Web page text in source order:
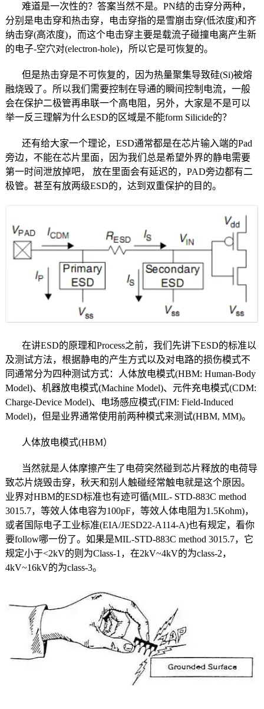
难道是一次性的？答案当然不是。PN结的击穿分两种，
分别是电击穿和热击穿，电击穿指的是雪崩击穿(低浓度)和齐
纳击穿(高浓度)，而这个电击穿主要是载流子碰撞电离产生新
的电子-空穴对(electron-hole)，所以它是可恢复的。
但是热击穿是不可恢复的，因为热量聚集导致硅(Si)被熔
融烧毁了。所以我们需要控制在导通的瞬间控制电流，一般
会在保护二极管再串联一个高电阻，另外，大家是不是可以
举一反三理解为什么ESD的区域是不能form Silicide的？
还有给大家一个理论，ESD通常都是在芯片输入端的Pad
旁边，不能在芯片里面，因为我们总是希望外界的静电需要
第一时间泄放掉吧， 放在里面会有延迟的，PAD旁边都有二
极管。甚至有放两级ESD的，达到双重保护的目的。
在讲ESD的原理和Process之前，我们先讲下ESD的标准以
及测试方法，根据静电的产生方式以及对电路的损伤模式不
同通常分为四种测试方式：人体放电模式(HBM: Human-Body
Model)、机器放电模式(Machine Model)、元件充电模式(CDM:
Charge-Device Model)、电场感应模式(FIM: Field-Induced
Model)，但是业界通常使用前两种模式来测试(HBM, MM)。
人体放电模式(HBM）
当然就是人体摩擦产生了电荷突然碰到芯片释放的电荷导
致芯片烧毁击穿，秋天和别人触碰经常触电就是这个原因。
业界对HBM的ESD标准也有迹可循(MIL- STD-883C method
3015.7，等效人体电容为100pF，等效人体电阻为1.5Kohm)，
或者国际电子工业标准(EIA/JESD22-A114-A)也有规定，看你
要follow哪一份了。如果是MIL-STD-883C method 3015.7，它
规定小于<2kV的则为Class-1，在2kV~4kV的为class-2，
4kV~16kV的为class-3。